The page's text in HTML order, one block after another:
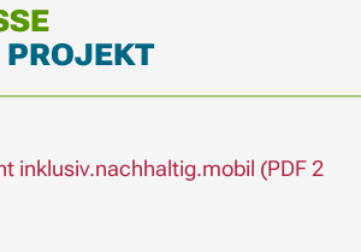
inklusiv.nachhaltig.mobil (PDF 2